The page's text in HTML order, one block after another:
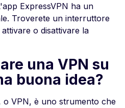
ExpressVPN ha un
Troverete un interruttore
o disattivare la
una VPN su
buona idea?
VPN, è uno strumento che